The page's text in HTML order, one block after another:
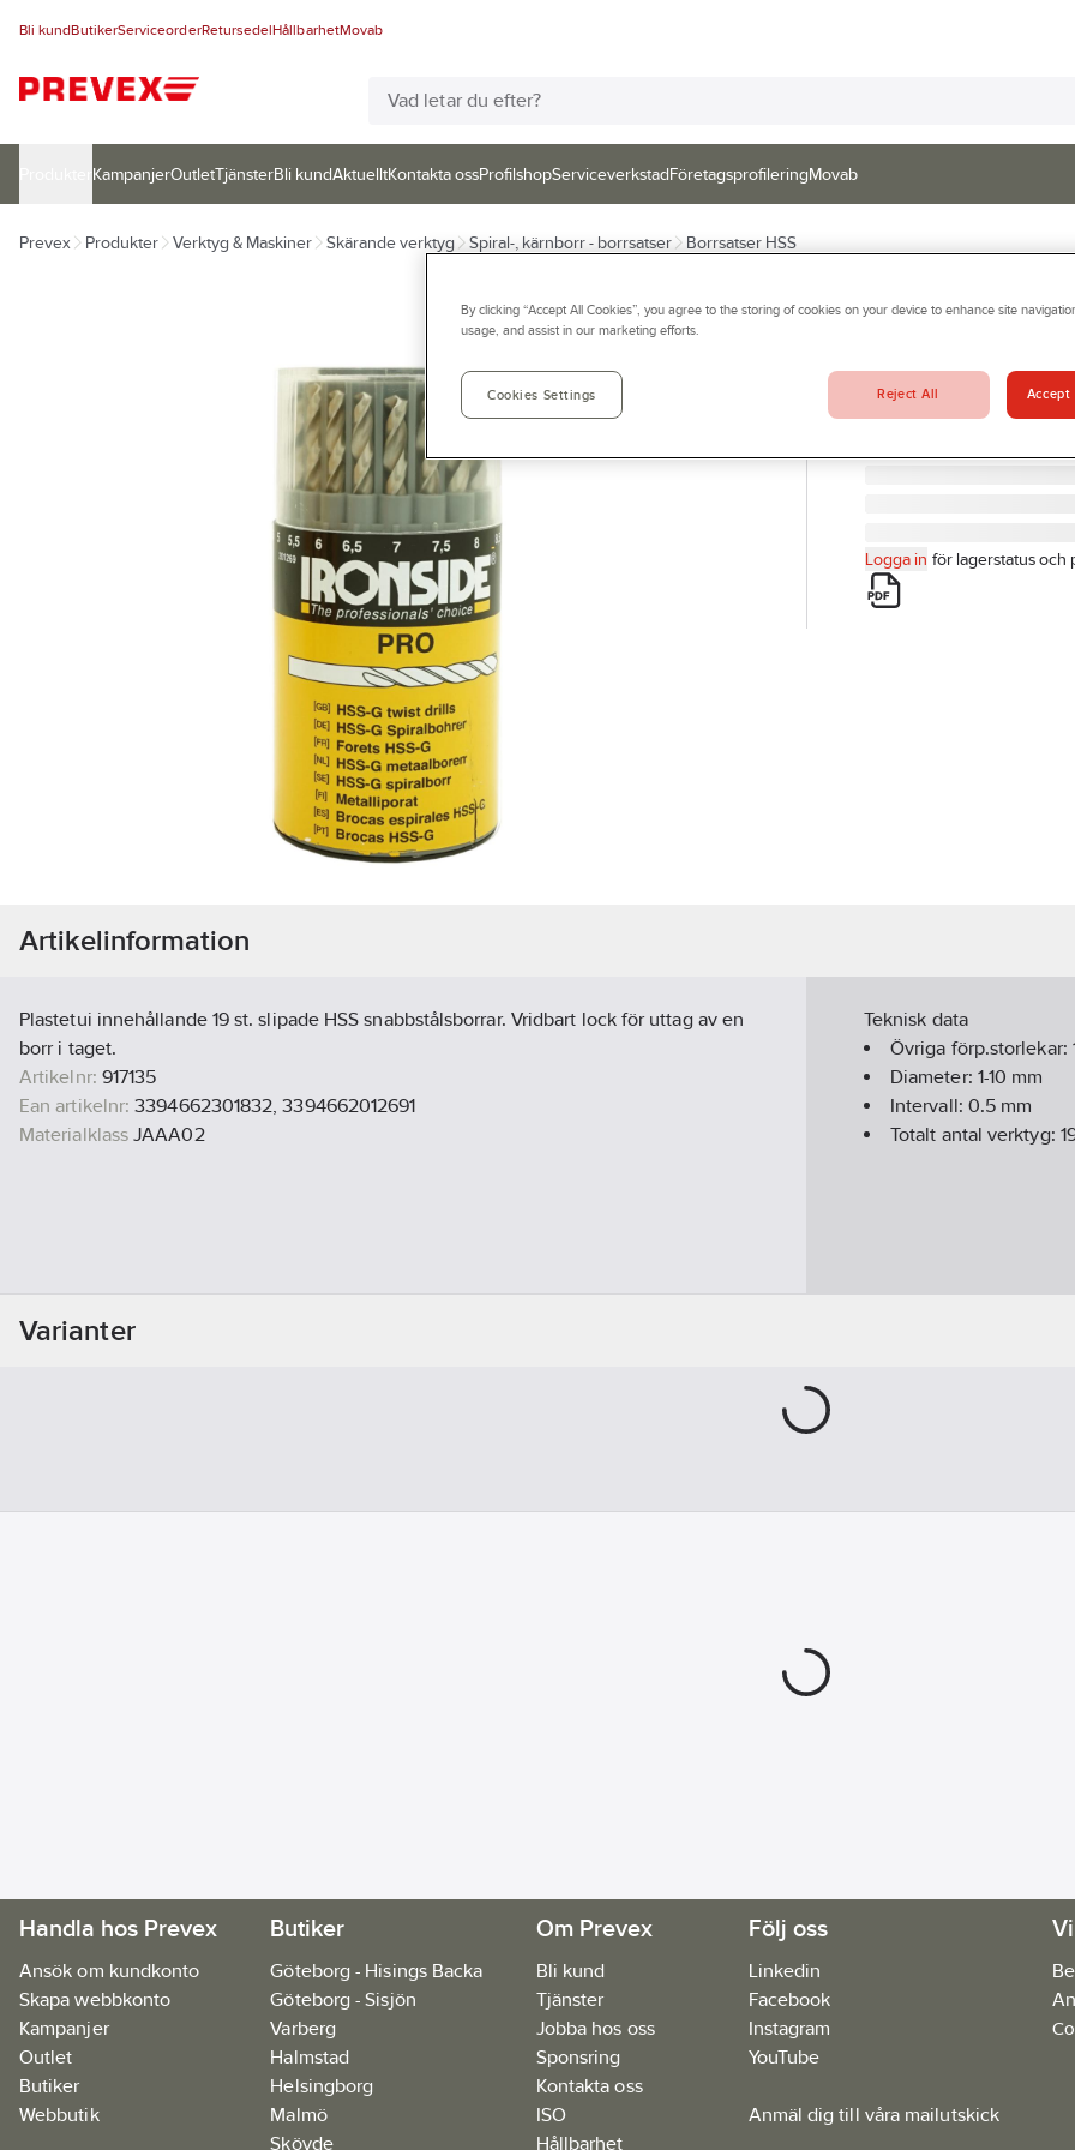
Bli kundButikerServiceorderRetursedelHållbarhetMovab
KampanjerOutletTjänsterBli kundAktuelltKontakta ossProfilshopServiceverkstadFöretagsprofileringMovab
Prevex Produkter Verktyg & Maskiner Skärande verktyg Spiral-, kärnborr - borrsatser Borrsatser HSS
IRONSIDE
Borrkassett
BORRKASSETT 1-10MM
Artikelnr: 917135
Logga in för lagerstatus och
Artikelinformation
Plastetui innehållande 19 st. slipade HSS snabbstålsborrar. Vridbart lock för uttag av en
borr i taget.
Artikelnr: 917135
Ean artikelnr: 3394662301832, 3394662012691
Materialklass JAAA02
Teknisk data
Övriga förp.storlekar:
Diameter: 1-10 mm
Intervall: 0.5 mm
Totalt antal verktyg:
Varianter
Handla hos Prevex
Ansök om kundkonto
Skapa webbkonto
Kampanjer
Outlet
Butiker
Webbutik
Butiker
Göteborg - Hisings Backa
Göteborg - Sisjön
Varberg
Halmstad
Helsingborg
Malmö
Skövde
Om Prevex
Bli kund
Tjänster
Jobba hos oss
Sponsring
Kontakta oss
ISO
Hållbarhet
Följ oss
Linkedin
Facebook
Instagram
YouTube
Anmäl dig till våra mailutskick
By clicking “Accept All Cookies”, you agree to the storing of cookies on your device to enhance site
usage, and assist in our marketing efforts.
Cookies Settings Reject All Accept